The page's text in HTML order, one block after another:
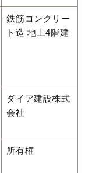
鉄筋コンクリー
ト造 地上4階建
ダイア建設株式
会社
所有権